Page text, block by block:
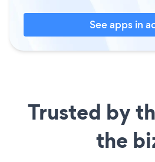
See apps in
Trusted by
the